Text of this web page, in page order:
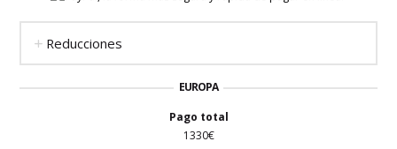
Reducciones
EUROPA
Pago total
1330€